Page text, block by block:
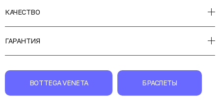
КАЧЕСТВО
ГАРАНТИЯ
BOTTEGA VENETA БРАСЛЕТЫ